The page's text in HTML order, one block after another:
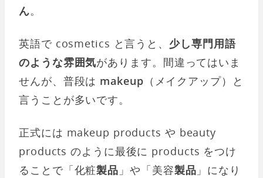
ん。
英語で cosmetics と言うと、 少し専門用語
のような雰囲気があります。間違ってはいま
せんが、普段は makeup （メイクアップ）と
言うことが多いです。
正式には makeup products や beauty
products のように最後に products をつけ
ることで「化粧製品 」や「美容製品 」になり